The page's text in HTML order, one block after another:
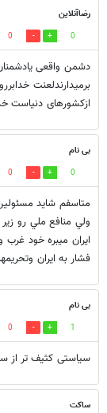
رضاآنلاین
0
0
دشمن واقعی
برمیدارندلعنت
ازکشورهای دنیاست
بی نام
0
0
متاسفم شايد
ولي منافع ملي رو
ايران ميبره خود غرب
فشار به ايران
بی نام
1
0
سیاستی کثیف تر از
ساکت